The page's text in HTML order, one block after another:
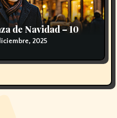
de Navidad – 10
2025